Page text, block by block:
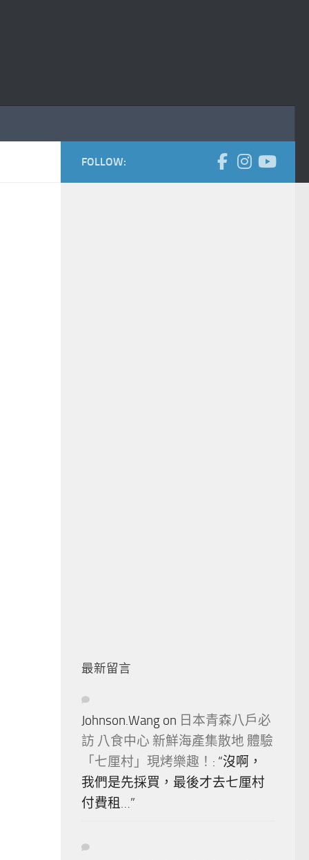
FOLLOW:
最新留言
Johnson.Wang on 日本青森八戶必
訪 八食中心 新鮮海產集散地 體驗
「七厘村」現烤樂趣！ : “沒啊，
我們是先採買，最後才去七厘村
付費租…”